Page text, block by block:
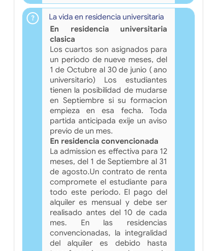
La vida en residencia universitaria
En residencia universitaria
clasica
Los cuartos son asignados para
un periodo de nueve meses, del
1 de Octubre al 30 de junio ( ano
universitario) Los estudiantes
tienen la posibilidad de mudarse
en Septiembre si su formacion
empieza en esa fecha. Toda
partida anticipada exije un aviso
previo de un mes.
En residencia convencionada
La admission es effectiva para 12
meses, del 1 de Septiembre al 31
de agosto.Un contrato de renta
compromete el estudiante para
todo este periodo. El pago del
alquiler es mensual y debe ser
realisado antes del 10 de cada
mes. En las residencias
convencionadas, la integralidad
del alquiler es debido hasta